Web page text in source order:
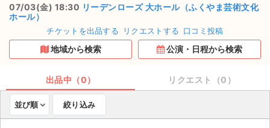
もうすぐ開催のチケット
チケットのリクエスト一覧
取扱チケット
ライブ・コンサート（国内）
07/03(金) 18:30 リーデンローズ 大ホール（ふくやま芸術文化
ホール）
チケットを出品する リクエストする 口コミ投稿
地域から検索 公演・日程から検索
出品中（0） リクエスト（0）
並び順 絞り込み